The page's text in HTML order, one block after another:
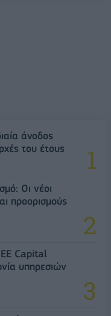
άνοδος
του έτους
Οι νέοι
προορισμούς
Capital
υπηρεσιών